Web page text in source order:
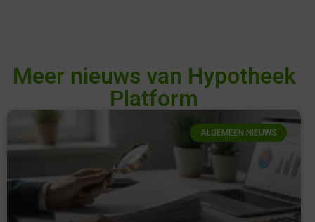
Meer nieuws van Hypotheek
Platform
ALGEMEEN NIEUWS